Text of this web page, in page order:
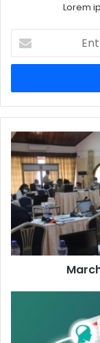
Lorem
t
e
z
o
t
r
e
a
d
e
s